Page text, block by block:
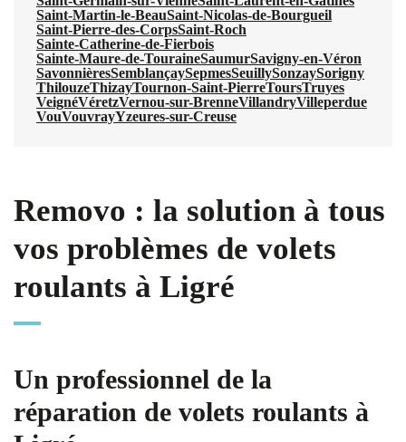
Saint-Martin-le-BeauSaint-Nicolas-de-Bourgueil
Saint-Pierre-des-CorpsSaint-Roch
Sainte-Catherine-de-Fierbois
Sainte-Maure-de-TouraineSaumurSavigny-en-Véron
SavonnièresSemblançaySepmesSeuillySonzaySorigny
ThilouzeThizayTournon-Saint-PierreToursTruyes
VeignéVéretzVernou-sur-BrenneVillandryVilleperdue
VouVouvrayYzeures-sur-Creuse
Removo : la solution à tous
vos problèmes de volets
roulants à Ligré
Un professionnel de la
réparation de volets roulants à